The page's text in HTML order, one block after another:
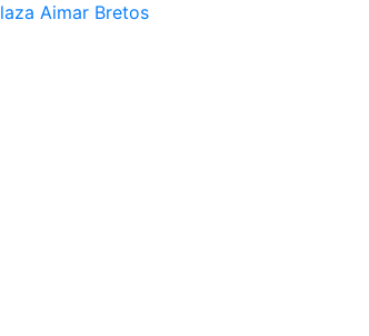
Aimar Bretos